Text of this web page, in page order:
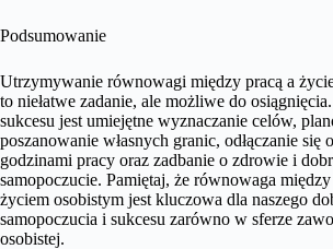
Podsumowanie
Utrzymywanie równowagi między pracą a
to niełatwe zadanie, ale możliwe do
sukcesu jest umiejętne wyznaczanie celów,
poszanowanie własnych granic, odłączanie się
godzinami pracy oraz zadbanie o zdrowie i
samopoczucie. Pamiętaj, że równowaga między
życiem osobistym jest kluczowa dla naszego
samopoczucia i sukcesu zarówno w sferze
osobistej.